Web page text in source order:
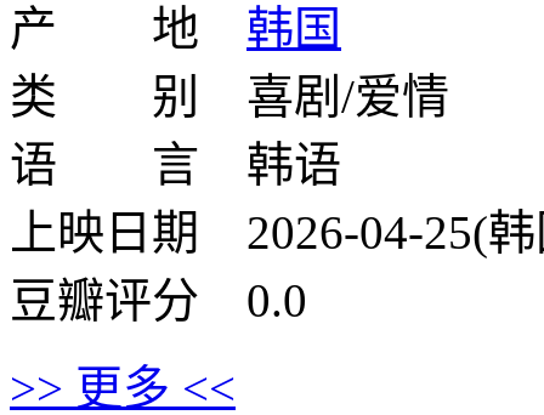
产 地 韩国
类 别 喜剧/爱情
语 言 韩语
上映日期 2026-04-25(
豆瓣评分 0.0
>> 更多 <<